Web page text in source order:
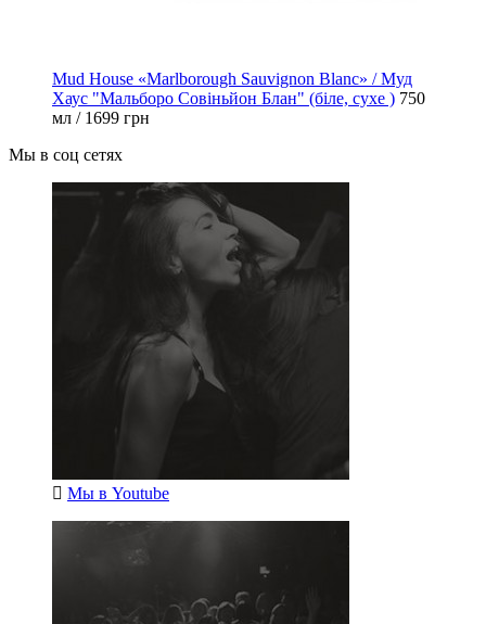
Mud House «Marlborough Sauvignon Blanc» / Муд
Хаус "Мальборо Совіньйон Блан" (біле, сухе ) 750
мл / 1699 грн
Мы в соц сетях
Мы в Youtube